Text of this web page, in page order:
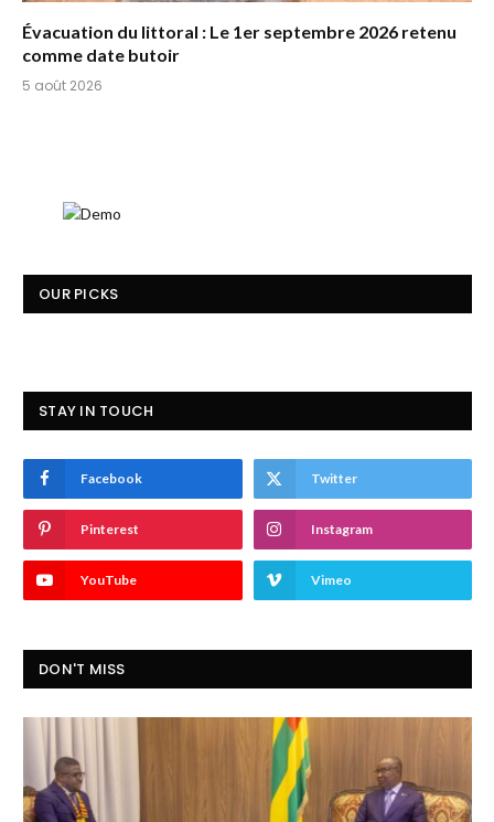
Évacuation du littoral : Le 1er septembre 2026 retenu
comme date butoir
5 août 2026
OUR PICKS
STAY IN TOUCH
Facebook Twitter
Pinterest Instagram
YouTube Vimeo
DON'T MISS